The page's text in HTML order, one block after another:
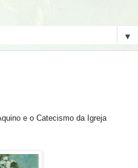
▼
e o Catecismo da Igreja